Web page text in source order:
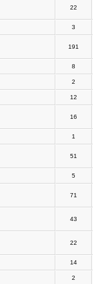
22
3
191
8
2
12
16
1
51
5
71
43
22
14
2